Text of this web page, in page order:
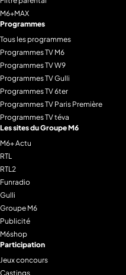
M6+MAX
Programmes
Tous les programmes
Programmes TV M6
Programmes TV W9
Programmes TV Gulli
Programmes TV 6ter
Programmes TV Paris Première
Programmes TV téva
Les sites du Groupe M6
M6+ Actu
RTL
RTL2
Funradio
Gulli
Groupe M6
Publicité
M6shop
Participation
Jeux concours
Castings